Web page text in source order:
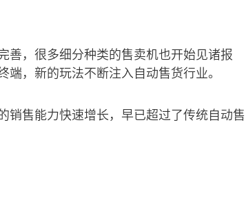
善，很多细分种类的售卖机也开始见诸报
，新的玩法不断注入自动售货行业。
销售能力快速增长，早已超过了传统自动售